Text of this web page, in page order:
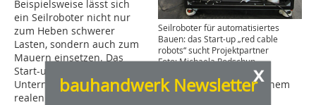
Seilroboter für automatisiertes
Bauen: das Start-up „red cable
robots“ sucht Projektpartner
Foto: Michaela Podschun
Beispielsweise lässt sich
ein Seilroboter nicht nur
zum Heben schwerer
Lasten, sondern auch zum
Mauern einsetzen. Das
Start-up sucht jetzt
Unternehmen, um den Einsatz von Seilrobotern bei einem
realen Bauprojekte zu testen.
x
bauhandwerk Newsletter